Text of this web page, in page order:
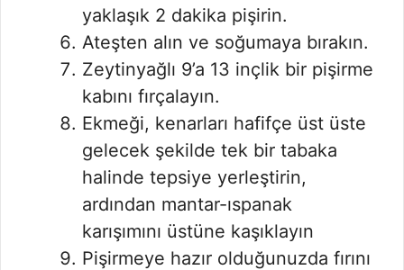
yaklaşık 2 dakika pişirin.
Ateşten alın ve soğumaya bırakın.
Zeytinyağlı 9’a 13 inçlik bir pişirme
kabını fırçalayın.
Ekmeği, kenarları hafifçe üst üste
gelecek şekilde tek bir tabaka
halinde tepsiye yerleştirin,
ardından mantar-ıspanak
karışımını üstüne kaşıklayın
Pişirmeye hazır olduğunuzda fırını